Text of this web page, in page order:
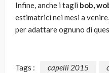
Infine, anche i tagli bob,
estimatrici nei mesi a
per adattare ognuno di
Tags : capelli 2015